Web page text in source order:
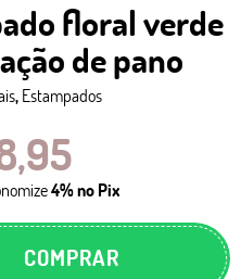
floral verde
de pano
, Estampados
4%no Pix
COMPRAR